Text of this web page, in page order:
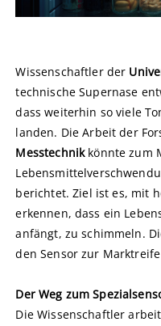
Wissenschaftler der
technische Supernase
dass weiterhin so viele
landen. Die Arbeit der
Messtechnikkönnte zum
berichtet. Ziel ist es, mit
erkennen, dass ein
anfängt, zu schimmeln.
den Sensor zur
Der Weg zum
Die Wissenschaftler